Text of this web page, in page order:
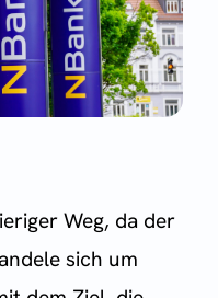
Weg, da der
sich um